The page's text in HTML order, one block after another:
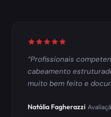
Avaliação: 5 de 5
Profissionais
cabeamento
muito bem feito e
Natália Fagherazzi